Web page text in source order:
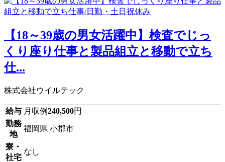
【18～39歳の男女活躍中】検査でじっ
くり座り仕事と製品組立と移動で立ち
仕...
株式会社ウイルテック
給与 月収例240,500円
勤務
地
福岡県 小郡市
寮・
社宅
なし